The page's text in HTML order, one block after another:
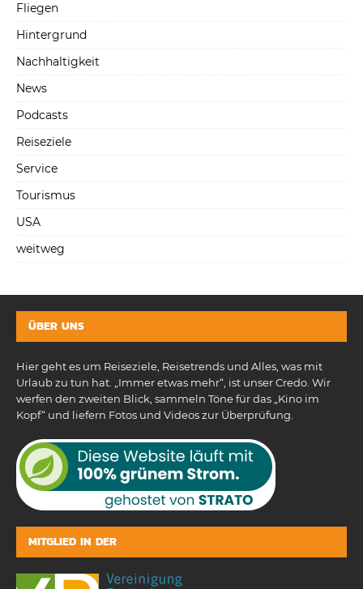
Fliegen
Hintergrund
Nachhaltigkeit
News
Podcasts
Reiseziele
Service
Tourismus
USA
weitweg
ÜBER UNS
Hier geht es um Reiseziele, Reisetrends und Alles, was mit
Urlaub zu tun hat. „Immer etwas mehr“, ist unser Credo. Wir
werfen den zweiten Blick, sammeln Töne für das „Kino im
Kopf“ und liefern Fotos und Videos zur Überprüfung.
MITGLIED IN DER